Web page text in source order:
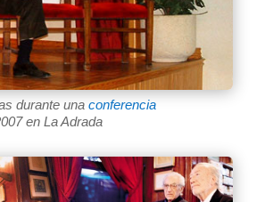
durante una conferencia
en La Adrada